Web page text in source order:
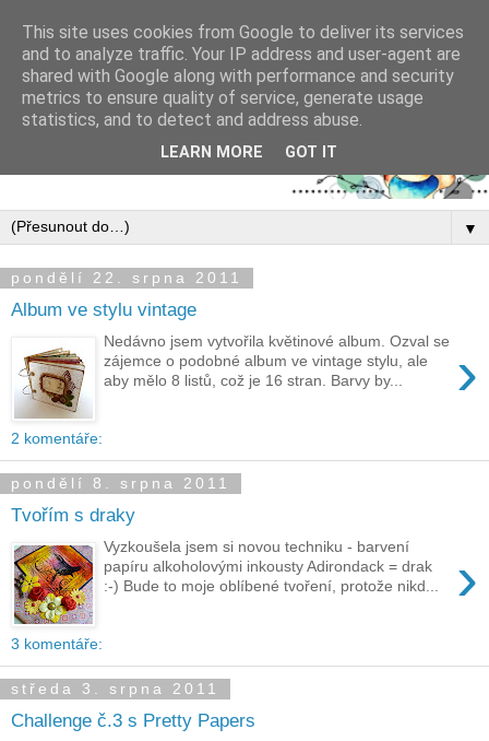
▼
pondělí 22. srpna 2011
Album ve stylu vintage
›
Nedávno jsem vytvořila květinové album. Ozval se
zájemce o podobné album ve vintage stylu, ale
aby mělo 8 listů, což je 16 stran. Barvy by...
2 komentáře:
pondělí 8. srpna 2011
Tvořím s draky
›
Vyzkoušela jsem si novou techniku - barvení
papíru alkoholovými inkousty Adirondack = drak
:-) Bude to moje oblíbené tvoření, protože nikd...
3 komentáře:
středa 3. srpna 2011
Challenge č.3 s Pretty Papers
This site uses cookies from Google to deliver its services
and to analyze traffic. Your IP address and user-agent are
shared with Google along with performance and security
metrics to ensure quality of service, generate usage
statistics, and to detect and address abuse.
LEARN MORE GOT IT